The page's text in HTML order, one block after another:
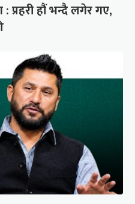
हौं भन्दै लगेर गए,